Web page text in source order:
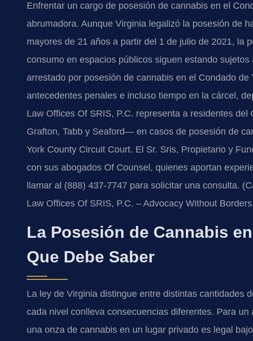
Enfrentar un cargo de posesión de cannabis en el
abrumadora. Aunque Virginia legalizó la posesión de
mayores de 21 años a partir del 1 de julio de 2021, la
consumo en espacios públicos siguen estando
arrestado por posesión de cannabis en el Condado
antecedentes penales e incluso tiempo en la cárcel,
Law Offices Of SRIS, P.C. representa a residentes
Grafton, Tabb y Seaford— en casos de posesión de
York County Circuit Court. El Sr. Sris, Propietario y
con sus abogados Of Counsel, quienes aportan
llamar al (888) 437-7747 para solicitar una consulta.
Law Offices Of SRIS, P.C. – Advocacy Without
La Posesión de Cannabis
Que Debe Saber
La ley de Virginia distingue entre distintas cantidades
cada nivel conlleva consecuencias diferentes. Para
una onza de cannabis en un lugar privado es legal